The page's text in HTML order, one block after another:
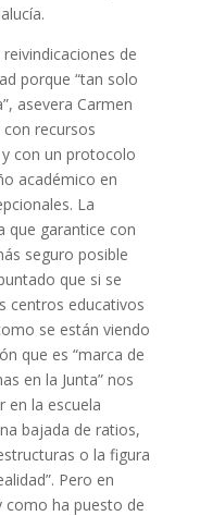
de
porque “tan solo
asevera Carmen
recursos
con un protocolo
académico en
La
que garantice con
seguro posible
que si se
centros educativos
se están viendo
que es “marca de
en la Junta” nos
en la escuela
bajada de ratios,
o la figura
Pero en
como ha puesto de